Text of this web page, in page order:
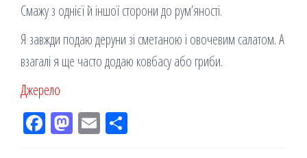
Смажу з однієї й іншої сторони до рум’яності.
Я завжди подаю деруни зі сметаною і овочевим салатом. А
взагалі я ще часто додаю ковбасу або гриби.
Джерело
Fac M Em